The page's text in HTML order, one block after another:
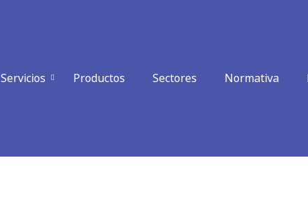
Servicios Productos Sectores Normativa